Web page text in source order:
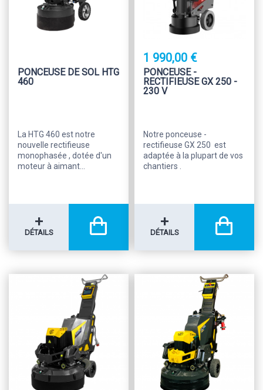
PONCEUSE DE SOL HTG
460
La HTG 460 est notre
nouvelle rectifieuse
monophasée , dotée d'un
moteur à aimant...
+
DÉTAILS
1 990,00 €
PONCEUSE -
RECTIFIEUSE GX 250 -
230 V
Notre ponceuse -
rectifieuse GX 250 est
adaptée à la plupart de vos
chantiers .
+
DÉTAILS